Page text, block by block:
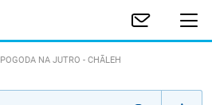
POGODA NA JUTRO - CHĀLEH